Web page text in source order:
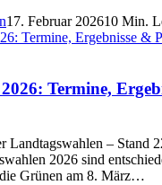
17. Februar 202610 Min.
Termine,
Landtagswahlen – Stand
2026 sind
Grünen am 8. März…